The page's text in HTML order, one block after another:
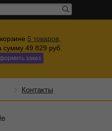
5 товаров
сумму 49 829 руб.
заказ
Контакты